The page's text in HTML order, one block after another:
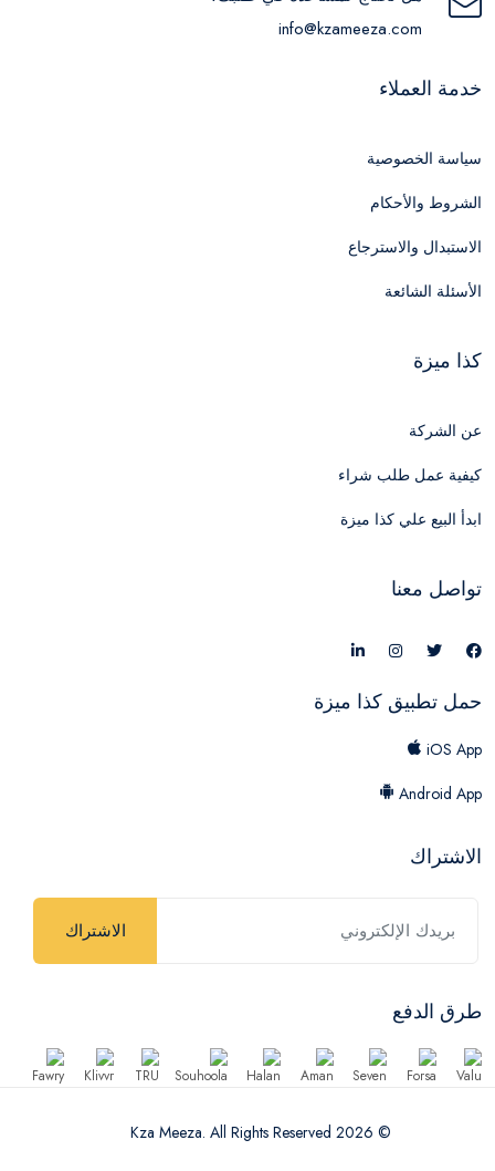
info@kzameeza.com
خدمة العملاء
سياسة الخصوصية
الشروط والأحكام
الاستبدال والاسترجاع
الأسئلة الشائعة
كذا ميزة
عن الشركة
كيفية عمل طلب شراء
ابدأ البيع علي كذا ميزة
تواصل معنا
حمل تطبيق كذا ميزة
iOS App
Android App
الاشتراك
الاشتراك
طرق الدفع
© 2026 Kza Meeza. All Rights Reserved